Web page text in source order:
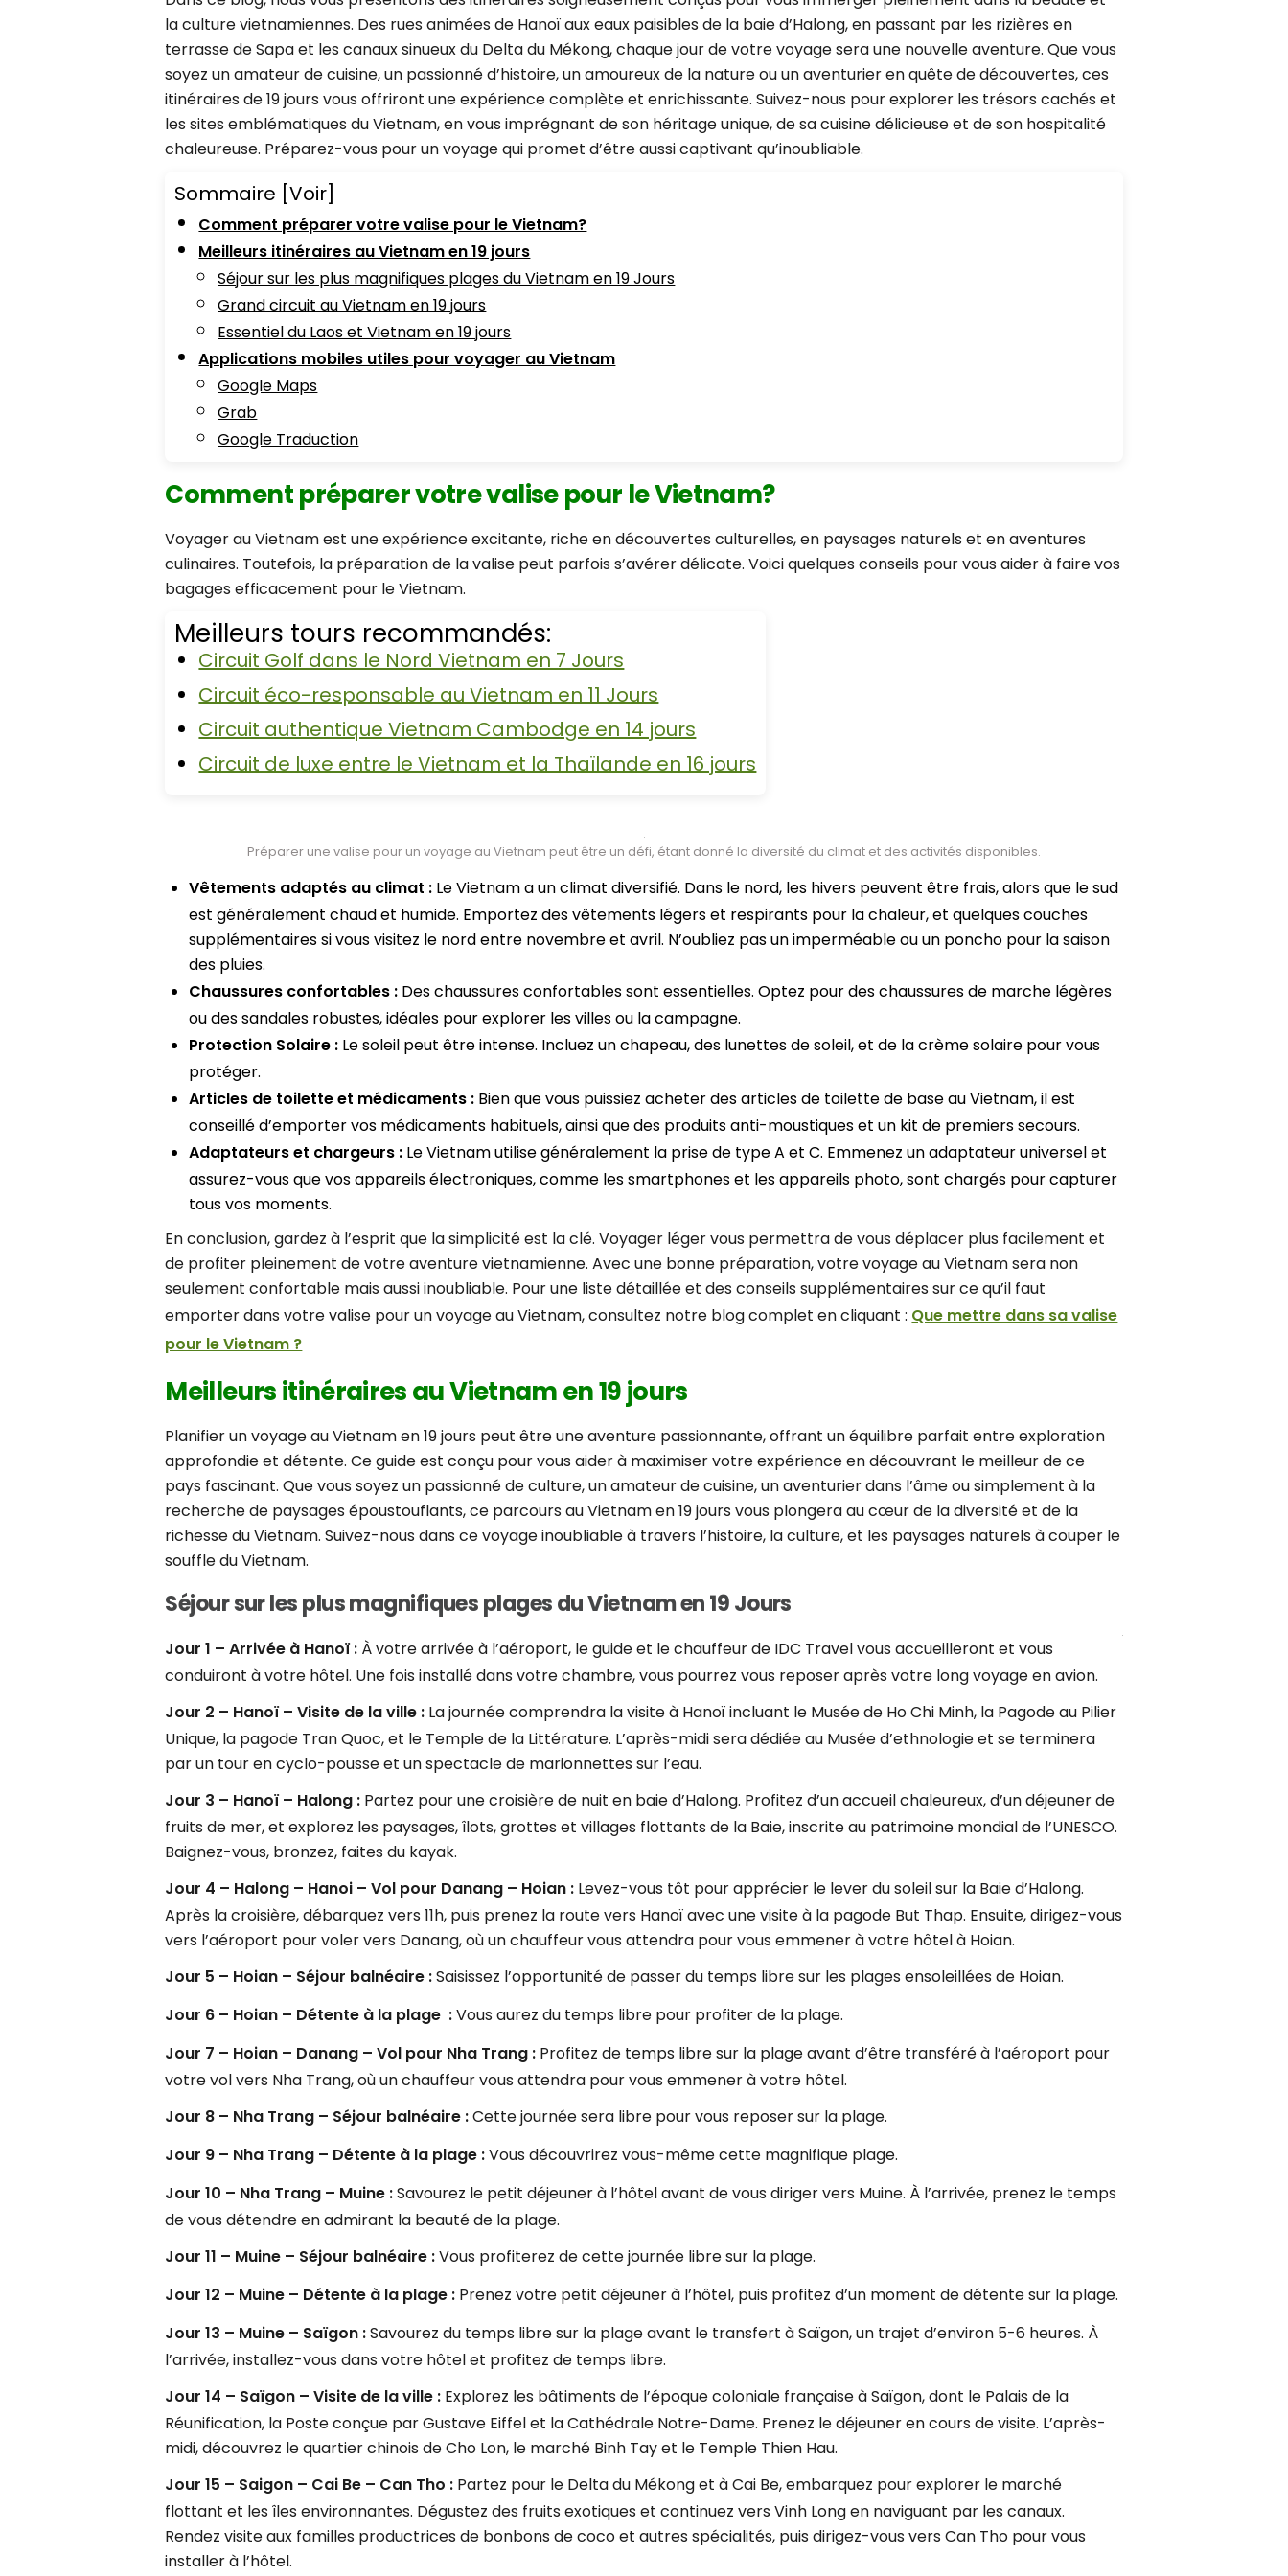
la culture vietnamiennes. Des rues animées de Hanoï aux eaux paisibles de la baie d’Halong, en passant par les rizières en
terrasse de Sapa et les canaux sinueux du Delta du Mékong, chaque jour de votre voyage sera une nouvelle aventure. Que vous
soyez un amateur de cuisine, un passionné d’histoire, un amoureux de la nature ou un aventurier en quête de découvertes, ces
itinéraires de 19 jours vous offriront une expérience complète et enrichissante. Suivez-nous pour explorer les trésors cachés et
les sites emblématiques du Vietnam, en vous imprégnant de son héritage unique, de sa cuisine délicieuse et de son hospitalité
chaleureuse. Préparez-vous pour un voyage qui promet d’être aussi captivant qu’inoubliable.
Sommaire [Voir]
Comment préparer votre valise pour le Vietnam?
Meilleurs itinéraires au Vietnam en 19 jours
Séjour sur les plus magnifiques plages du Vietnam en 19 Jours
Grand circuit au Vietnam en 19 jours
Essentiel du Laos et Vietnam en 19 jours
Applications mobiles utiles pour voyager au Vietnam
Google Maps
Grab
Google Traduction
Comment préparer votre valise pour le Vietnam?
Voyager au Vietnam est une expérience excitante, riche en découvertes culturelles, en paysages naturels et en aventures
culinaires. Toutefois, la préparation de la valise peut parfois s’avérer délicate. Voici quelques conseils pour vous aider à faire vos
bagages efficacement pour le Vietnam.
Meilleurs tours recommandés:
Circuit Golf dans le Nord Vietnam en 7 Jours
Circuit éco-responsable au Vietnam en 11 Jours
Circuit authentique Vietnam Cambodge en 14 jours
Circuit de luxe entre le Vietnam et la Thaïlande en 16 jours
Préparer une valise pour un voyage au Vietnam peut être un défi, étant donné la diversité du climat et des activités disponibles.
Vêtements adaptés au climat : Le Vietnam a un climat diversifié. Dans le nord, les hivers peuvent être frais, alors que le sud
est généralement chaud et humide. Emportez des vêtements légers et respirants pour la chaleur, et quelques couches
supplémentaires si vous visitez le nord entre novembre et avril. N’oubliez pas un imperméable ou un poncho pour la saison
des pluies.
Chaussures confortables : Des chaussures confortables sont essentielles. Optez pour des chaussures de marche légères
ou des sandales robustes, idéales pour explorer les villes ou la campagne.
Protection Solaire : Le soleil peut être intense. Incluez un chapeau, des lunettes de soleil, et de la crème solaire pour vous
protéger.
Articles de toilette et médicaments : Bien que vous puissiez acheter des articles de toilette de base au Vietnam, il est
conseillé d’emporter vos médicaments habituels, ainsi que des produits anti-moustiques et un kit de premiers secours.
Adaptateurs et chargeurs : Le Vietnam utilise généralement la prise de type A et C. Emmenez un adaptateur universel et
assurez-vous que vos appareils électroniques, comme les smartphones et les appareils photo, sont chargés pour capturer
tous vos moments.
En conclusion, gardez à l’esprit que la simplicité est la clé. Voyager léger vous permettra de vous déplacer plus facilement et
de profiter pleinement de votre aventure vietnamienne. Avec une bonne préparation, votre voyage au Vietnam sera non
seulement confortable mais aussi inoubliable. Pour une liste détaillée et des conseils supplémentaires sur ce qu’il faut
emporter dans votre valise pour un voyage au Vietnam, consultez notre blog complet en cliquant : Que mettre dans sa valise
pour le Vietnam ?
Meilleurs itinéraires au Vietnam en 19 jours
Planifier un voyage au Vietnam en 19 jours peut être une aventure passionnante, offrant un équilibre parfait entre exploration
approfondie et détente. Ce guide est conçu pour vous aider à maximiser votre expérience en découvrant le meilleur de ce
pays fascinant. Que vous soyez un passionné de culture, un amateur de cuisine, un aventurier dans l’âme ou simplement à la
recherche de paysages époustouflants, ce parcours au Vietnam en 19 jours vous plongera au cœur de la diversité et de la
richesse du Vietnam. Suivez-nous dans ce voyage inoubliable à travers l’histoire, la culture, et les paysages naturels à couper le
souffle du Vietnam.
Séjour sur les plus magnifiques plages du Vietnam en 19 Jours
Jour 1 – Arrivée à Hanoï : À votre arrivée à l’aéroport, le guide et le chauffeur de IDC Travel vous accueilleront et vous
conduiront à votre hôtel. Une fois installé dans votre chambre, vous pourrez vous reposer après votre long voyage en avion.
Jour 2 – Hanoï – Visite de la ville : La journée comprendra la visite à Hanoï incluant le Musée de Ho Chi Minh, la Pagode au Pilier
Unique, la pagode Tran Quoc, et le Temple de la Littérature. L’après-midi sera dédiée au Musée d’ethnologie et se terminera
par un tour en cyclo-pousse et un spectacle de marionnettes sur l’eau.
Jour 3 – Hanoï – Halong : Partez pour une croisière de nuit en baie d’Halong. Profitez d’un accueil chaleureux, d’un déjeuner de
fruits de mer, et explorez les paysages, îlots, grottes et villages flottants de la Baie, inscrite au patrimoine mondial de l’UNESCO.
Baignez-vous, bronzez, faites du kayak.
Jour 4 – Halong – Hanoi – Vol pour Danang – Hoian : Levez-vous tôt pour apprécier le lever du soleil sur la Baie d’Halong.
Après la croisière, débarquez vers 11h, puis prenez la route vers Hanoï avec une visite à la pagode But Thap. Ensuite, dirigez-vous
vers l’aéroport pour voler vers Danang, où un chauffeur vous attendra pour vous emmener à votre hôtel à Hoian.
Jour 5 – Hoian – Séjour balnéaire :Saisissez l’opportunité de passer du temps libre sur les plages ensoleillées de Hoian.
Jour 6 – Hoian – Détente à la plage :Vous aurez du temps libre pour profiter de la plage.
Jour 7 – Hoian – Danang – Vol pour Nha Trang : Profitez de temps libre sur la plage avant d’être transféré à l’aéroport pour
votre vol vers Nha Trang, où un chauffeur vous attendra pour vous emmener à votre hôtel.
Jour 8 – Nha Trang – Séjour balnéaire :Cette journée sera libre pour vous reposer sur la plage.
Jour 9 – Nha Trang – Détente à la plage :Vous découvrirez vous-même cette magnifique plage.
Jour 10 – Nha Trang – Muine :Savourez le petit déjeuner à l’hôtel avant de vous diriger vers Muine. À l’arrivée, prenez le temps
de vous détendre en admirant la beauté de la plage.
Jour 11 – Muine – Séjour balnéaire :Vous profiterez de cette journée libre sur la plage.
Jour 12 – Muine – Détente à la plage : Prenez votre petit déjeuner à l’hôtel, puis profitez d’un moment de détente sur la plage.
Jour 13 – Muine – Saïgon :Savourez du temps libre sur la plage avant le transfert à Saïgon, un trajet d’environ 5-6 heures. À
l’arrivée, installez-vous dans votre hôtel et profitez de temps libre.
Jour 14 – Saïgon – Visite de la ville : Explorez les bâtiments de l’époque coloniale française à Saïgon, dont le Palais de la
Réunification, la Poste conçue par Gustave Eiffel et la Cathédrale Notre-Dame. Prenez le déjeuner en cours de visite. L’après-
midi, découvrez le quartier chinois de Cho Lon, le marché Binh Tay et le Temple Thien Hau.
Jour 15 – Saigon – Cai Be – Can Tho : Partez pour le Delta du Mékong et à Cai Be, embarquez pour explorer le marché
flottant et les îles environnantes. Dégustez des fruits exotiques et continuez vers Vinh Long en naviguant par les canaux.
Rendez visite aux familles productrices de bonbons de coco et autres spécialités, puis dirigez-vous vers Can Tho pour vous
installer à l’hôtel.